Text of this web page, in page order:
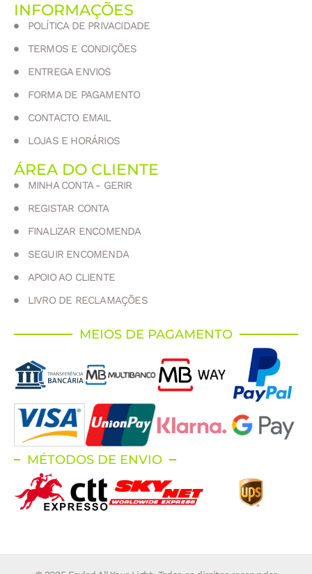
INFORMAÇÕES
POLÍTICA DE PRIVACIDADE
TERMOS E CONDIÇÕES
ENTREGA ENVIOS
FORMA DE PAGAMENTO
CONTACTO EMAIL
LOJAS E HORÁRIOS
ÁREA DO CLIENTE
MINHA CONTA - GERIR
REGISTAR CONTA
FINALIZAR ENCOMENDA
SEGUIR ENCOMENDA
APOIO AO CLIENTE
LIVRO DE RECLAMAÇÕES
MEIOS DE PAGAMENTO
MÉTODOS DE ENVIO